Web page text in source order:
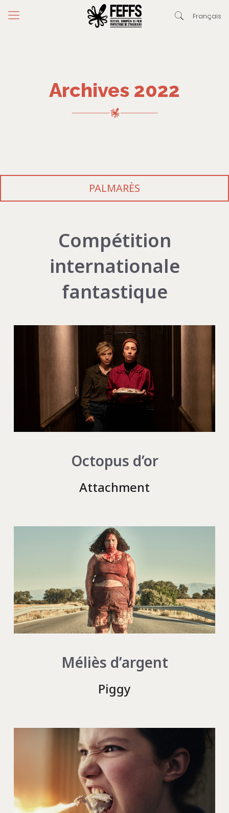
Français
Archives 2022
PALMARÈS
Compétition
internationale
fantastique
Octopus d’or
Attachment
Méliès d’argent
Piggy